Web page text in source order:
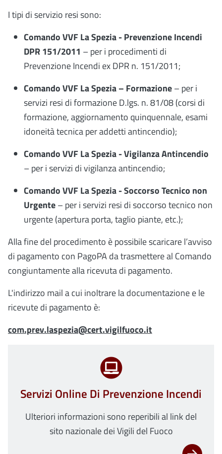
I tipi di servizio resi sono:
Comando VVF La Spezia - Prevenzione Incendi
DPR 151/2011 –per i procedimenti di
Prevenzione Incendi ex DPR n. 151/2011;
Comando VVF La Spezia – Formazione–per i
servizi resi di formazione D.lgs. n. 81/08 (corsi di
formazione, aggiornamento quinquennale, esami
idoneità tecnica per addetti antincendio);
Comando VVF La Spezia - Vigilanza Antincendio
– per i servizi di vigilanza antincendio;
Comando VVF La Spezia - Soccorso Tecnico non
Urgente– per i servizi resi di soccorso tecnico non
urgente (apertura porta, taglio piante, etc.);
Alla fine del procedimento è possibile scaricare l’avviso
di pagamento con PagoPA da trasmettere al Comando
congiuntamente alla ricevuta di pagamento.
L'indirizzo mail a cui inoltrare la documentazione e le
ricevute di pagamento è:
com.prev.laspezia@cert.vigilfuoco.it
Servizi Online Di Prevenzione Incendi
Ulteriori informazioni sono reperibili al link del
sito nazionale dei Vigili del Fuoco